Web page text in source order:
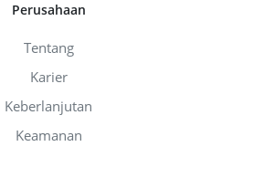
Perusahaan
Tentang
Karier
Keberlanjutan
Keamanan